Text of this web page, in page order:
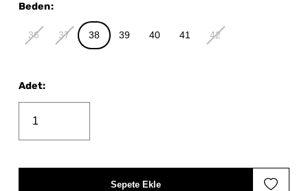
Beden:
36 37 38 39 40 41 42
Adet:
Sepete Ekle